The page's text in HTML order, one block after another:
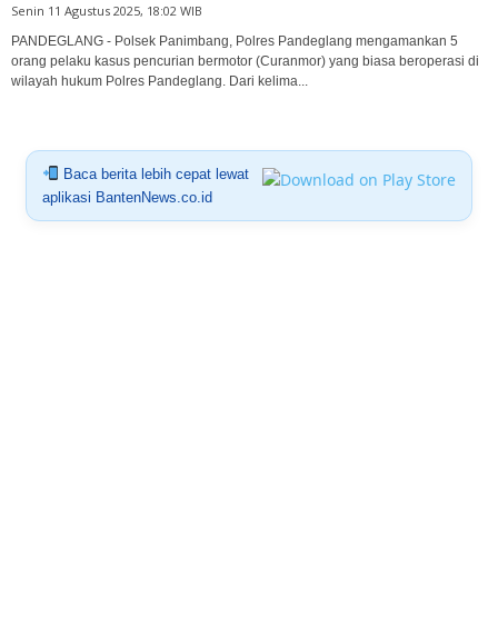
Senin 11 Agustus 2025, 18:02 WIB
PANDEGLANG - Polsek Panimbang, Polres Pandeglang mengamankan 5
orang pelaku kasus pencurian bermotor (Curanmor) yang biasa beroperasi di
wilayah hukum Polres Pandeglang. Dari kelima...
Baca berita lebih cepat lewat
aplikasi BantenNews.co.id